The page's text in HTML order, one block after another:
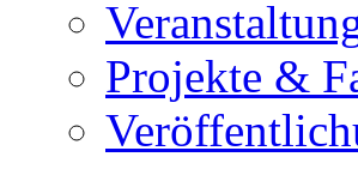
Projekte &